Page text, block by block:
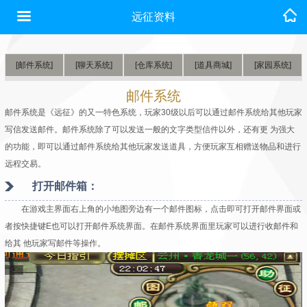
远征资料
[邮件系统] [聊天系统] [仓库系统] [道具商城] [家园系统]
邮件系统
邮件系统是《远征》的又一特色系统，玩家30级以后可以通过邮件系统给其他玩家
写信发送邮件。邮件系统除了可以发送一般的文字类型信件以外，还有更 为强大
的功能，即可以通过邮件系统给其他玩家发送道具，方便玩家互相赠送物品和进行
远程交易。
打开邮件箱 ：
在游戏主界面右上角的小地图旁边有一个邮件图标，点击即可打开邮件界面或
者按快捷键E也可以打开邮件系统界面。在邮件系统界面里玩家可以进行收邮件和
给其 他玩家写邮件等操作。